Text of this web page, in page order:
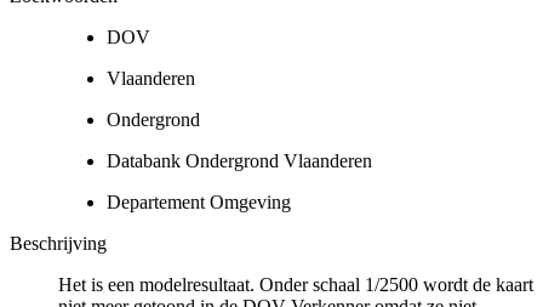
DOV
Vlaanderen
Ondergrond
Databank Ondergrond Vlaanderen
Departement Omgeving
Beschrijving
Het is een modelresultaat. Onder schaal 1/2500 wordt de kaart